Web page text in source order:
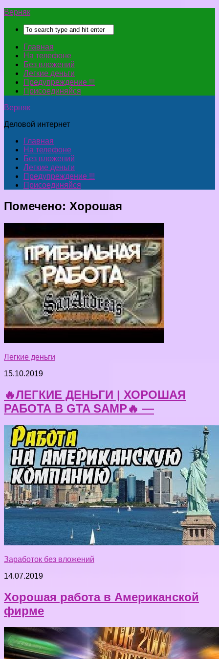
Верняк
Главная
На телефоне
Без вложений
Легкие деньги
Предупреждение !!!
Присоединяйся
Верняк
Деловой интернет
Главная
На телефоне
Без вложений
Легкие деньги
Предупреждение !!!
Присоединяйся
Помечено: Хорошая
Легкие деньги
15.10.2019
🔥ЛЕГКИЕ ДЕНЬГИ | ХОРОШАЯ
РАБОТА В GTA SAMP🔥 —
Заработок без вложений
14.07.2019
Хорошая работа в Американской
фирме